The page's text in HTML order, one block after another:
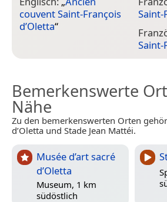
couvent Saint-François
d’Oletta“
Saint-
Saint-
Bemerkenswerte
Nähe
Zu den bemerkenswerten Orten
d’Oletta und Stade Jean Mattéi.
Musée d’art sacré
d’Oletta
Museum, 1 km
südöstlich